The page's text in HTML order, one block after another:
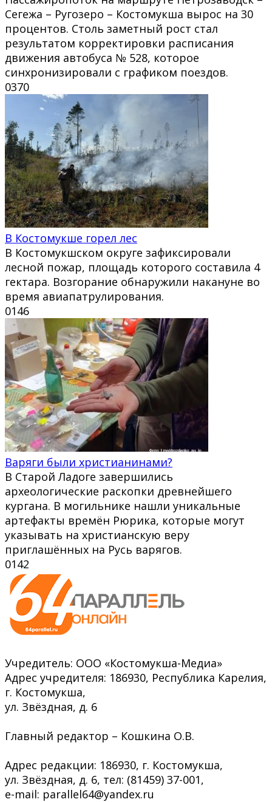
Сегежа – Ругозеро – Костомукша вырос на 30
процентов. Столь заметный рост стал
результатом корректировки расписания
движения автобуса № 528, которое
синхронизировали с графиком поездов.
0370
В Костомукше горел лес
В Костомукшском округе зафиксировали
лесной пожар, площадь которого составила 4
гектара. Возгорание обнаружили накануне во
время авиапатрулирования.
0146
Варяги были христианинами?
В Старой Ладоге завершились
археологические раскопки древнейшего
кургана. В могильнике нашли уникальные
артефакты времён Рюрика, которые могут
указывать на христианскую веру
приглашённых на Русь варягов.
0142
Учредитель: ООО «Костомукша-Медиа»
Адрес учредителя: 186930, Республика Карелия,
г. Костомукша,
ул. Звёздная, д. 6
Главный редактор – Кошкина О.В.
Адрес редакции: 186930, г. Костомукша,
ул. Звёздная, д. 6, тел: (81459) 37-001,
e-mail: parallel64@yandex.ru